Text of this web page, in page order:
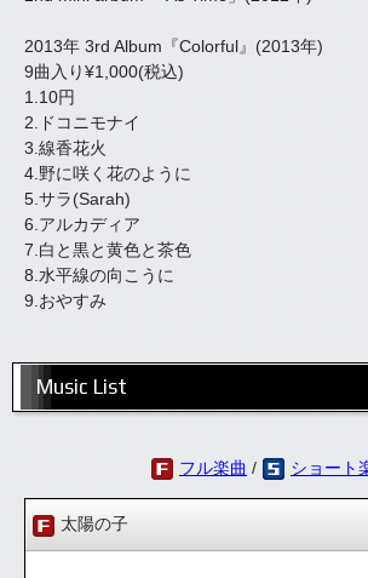
2013年 3rd Album『Colorful』(2013年)
9曲入り¥1,000(税込)
1.10円
2.ドコニモナイ
3.線香花火
4.野に咲く花のように
5.サラ(Sarah)
6.アルカディア
7.白と黒と黄色と茶色
8.水平線の向こうに
9.おやすみ
Music List
フル楽曲 / ショート
太陽の子